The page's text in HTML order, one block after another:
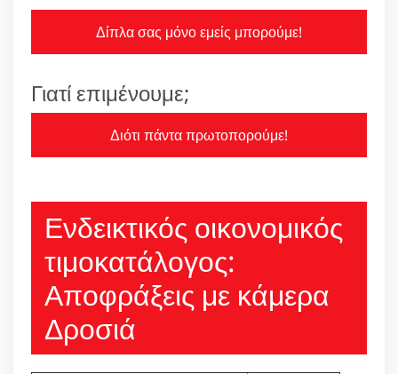
Δίπλα σας μόνο εμείς μπορούμε!
Γιατί επιμένουμε;
Διότι πάντα πρωτοπορούμε!
Ενδεικτικός οικονομικός
τιμοκατάλογος:
Αποφράξεις με κάμερα
Δροσιά